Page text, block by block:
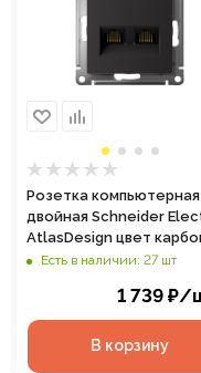
Розетка компьютерная
двойная Schneider
AtlasDesign цвет
арт. ATN001085
Есть в наличии: 27 шт
1 739 ₽/
В корзину